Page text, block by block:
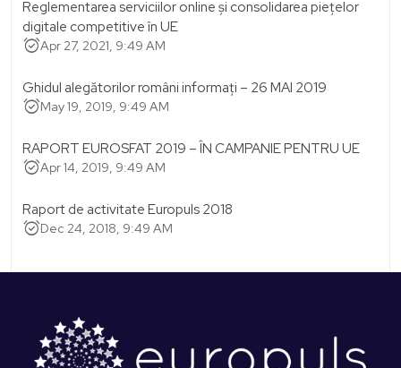
Reglementarea serviciilor online și consolidarea piețelor
digitale competitive în UE
alarm_onApr 27, 2021, 9:49 AM
Ghidul alegătorilor români informați – 26 MAI 2019
alarm_onMay 19, 2019, 9:49 AM
RAPORT EUROSFAT 2019 – ÎN CAMPANIE PENTRU UE
alarm_onApr 14, 2019, 9:49 AM
Raport de activitate Europuls 2018
alarm_onDec 24, 2018, 9:49 AM